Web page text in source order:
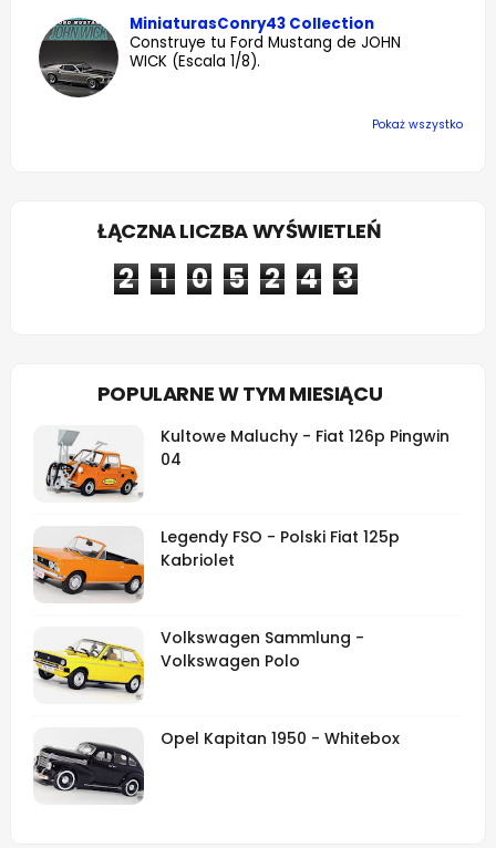
MiniaturasConry43 Collection
Construye tu Ford Mustang de JOHN
WICK (Escala 1/8).
Pokaż wszystko
ŁĄCZNA LICZBA WYŚWIETLEŃ
2 1 0 5 2 4 3
POPULARNE W TYM MIESIĄCU
Kultowe Maluchy - Fiat 126p Pingwin
04
Legendy FSO - Polski Fiat 125p
Kabriolet
Volkswagen Sammlung -
Volkswagen Polo
Opel Kapitan 1950 - Whitebox